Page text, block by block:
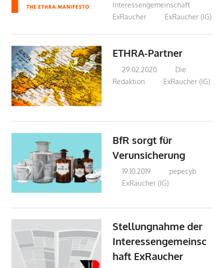
Interessengemeinschaft
ExRaucher
ExRaucher (IG)
ETHRA-Partner
29.02.2020
Die
Redaktion
ExRaucher (IG)
BfR sorgt für
Verunsicherung
19.10.2019
pepecyb
ExRaucher (IG)
Stellungnahme der
Interessengemeinsc
haft ExRaucher